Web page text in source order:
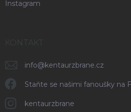
Instagram
KONTAKT
info@kentaurzbrane.cz
Staňte se našimi fanoušky na
kentaurzbrane